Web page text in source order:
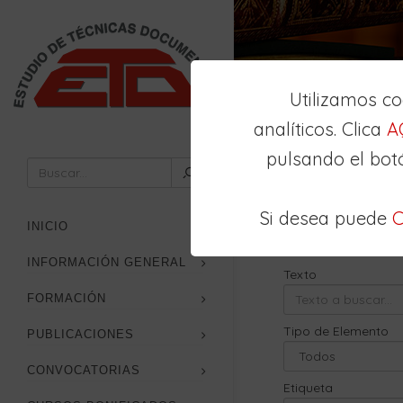
Utilizamos
analíticos. Clica
pulsando el
Si desea puede
INICIO
INFORMACIÓN GENERAL
FORMACIÓN
PUBLICACIONES
CONVOCATORIAS
Búsqueda
Texto
Tipo de Elemento
Etiqueta